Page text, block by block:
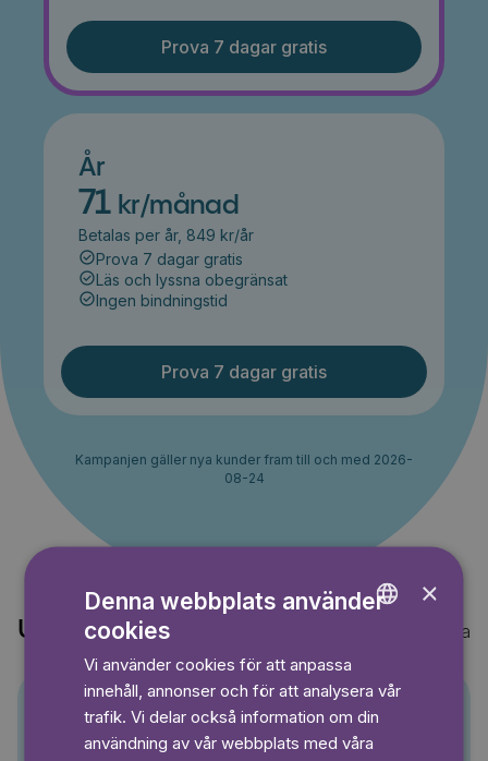
Prova 7 dagar gratis
År
71 kr/månad
Betalas per år, 849 kr/år
Prova 7 dagar gratis
Läs och lyssna obegränsat
Ingen bindningstid
Prova 7 dagar gratis
Kampanjen gäller nya kunder fram till och med 2026-
08-24
Upptäck också Visa alla
×
Denna webbplats använder
cookies
Vi använder cookies för att anpassa
innehåll, annonser och för att analysera vår
trafik. Vi delar också information om din
användning av vår webbplats med våra